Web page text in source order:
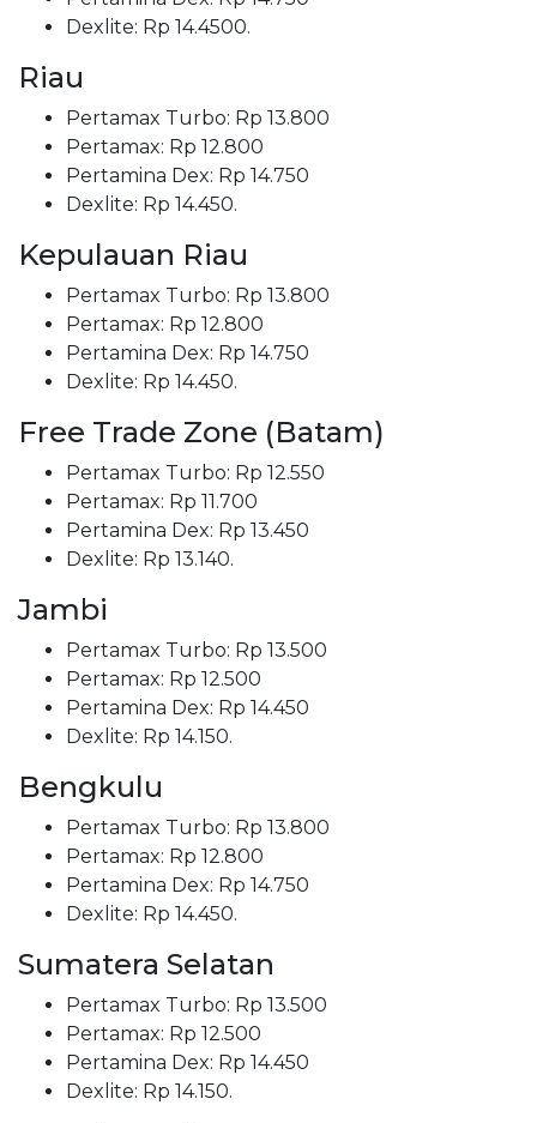
Dexlite: Rp 14.4500.
Riau
Pertamax Turbo: Rp 13.800
Pertamax: Rp 12.800
Pertamina Dex: Rp 14.750
Dexlite: Rp 14.450.
Kepulauan Riau
Pertamax Turbo: Rp 13.800
Pertamax: Rp 12.800
Pertamina Dex: Rp 14.750
Dexlite: Rp 14.450.
Free Trade Zone (Batam)
Pertamax Turbo: Rp 12.550
Pertamax: Rp 11.700
Pertamina Dex: Rp 13.450
Dexlite: Rp 13.140.
Jambi
Pertamax Turbo: Rp 13.500
Pertamax: Rp 12.500
Pertamina Dex: Rp 14.450
Dexlite: Rp 14.150.
Bengkulu
Pertamax Turbo: Rp 13.800
Pertamax: Rp 12.800
Pertamina Dex: Rp 14.750
Dexlite: Rp 14.450.
Sumatera Selatan
Pertamax Turbo: Rp 13.500
Pertamax: Rp 12.500
Pertamina Dex: Rp 14.450
Dexlite: Rp 14.150.